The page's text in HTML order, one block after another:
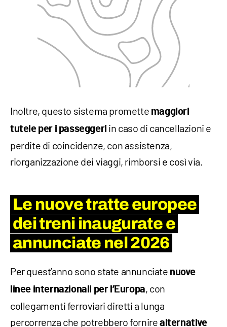
Inoltre, questo sistema promette maggiori
tutele per i passeggeri in caso di cancellazioni e
perdite di coincidenze, con assistenza,
riorganizzazione dei viaggi, rimborsi e così via.
Le nuove tratte europee
dei treni inaugurate e
annunciate nel 2026
Per quest’anno sono state annunciate nuove
linee internazionali per l’Europa, con
collegamenti ferroviari diretti a lunga
percorrenza che potrebbero fornirealternative